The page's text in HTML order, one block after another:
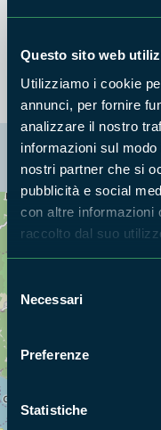
Questo sito web
Utilizziamo i cookie
annunci, per fornire
analizzare il nostro
informazioni sul
nostri partner che si
pubblicità e social
con altre informazioni
raccolto dal suo
delNecessari
Preferenze
Statistiche
La mappa di
Cerca nella mappa